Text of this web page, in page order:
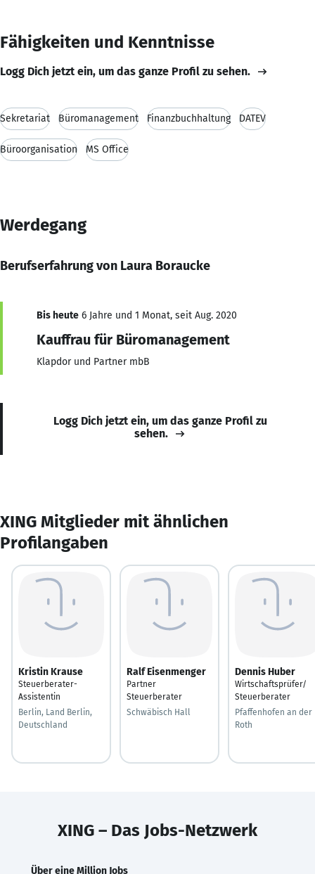
Fähigkeiten und Kenntnisse
Logg Dich jetzt ein, um das ganze Profil zu sehen.
Sekretariat Büromanagement Finanzbuchhaltung DATEV
Büroorganisation MS Office
Werdegang
Berufserfahrung von Laura Boraucke
Bis heute 6 Jahre und 1 Monat, seit Aug. 2020
Kauffrau für Büromanagement
Klapdor und Partner mbB
Logg Dich jetzt ein, um das ganze Profil zu
sehen.
XING Mitglieder mit ähnlichen
Profilangaben
Kristin Krause
Steuerberater-
Assistentin
Berlin, Land Berlin,
Deutschland
Ralf Eisenmenger
Partner
Steuerberater
Schwäbisch Hall
Dennis Huber
Wirtschaftsprüfer/
Steuerberater
Pfaffenhofen an der
Roth
XING – Das Jobs-Netzwerk
Über eine Million Jobs